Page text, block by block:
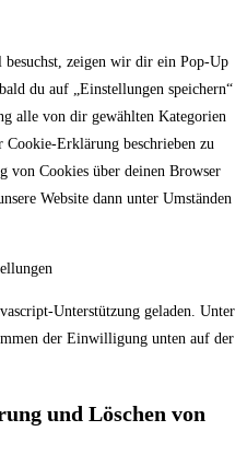
besuchst, zeigen wir dir ein Pop-Up
du auf „Einstellungen speichern“
alle von dir gewählten Kategorien
Erklärung beschrieben zu
von Cookies über deinen Browser
Website dann unter Umständen
Unterstützung geladen. Unter
der Einwilligung unten auf der
und Löschen von